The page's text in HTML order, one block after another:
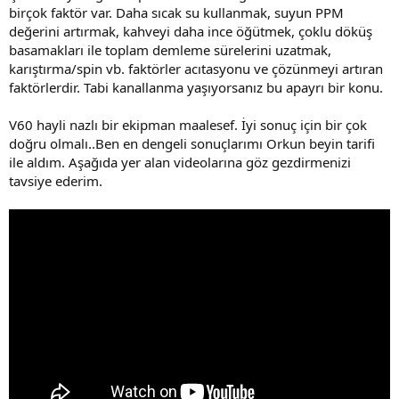
birçok faktör var. Daha sıcak su kullanmak, suyun PPM
değerini artırmak, kahveyi daha ince öğütmek, çoklu döküş
basamakları ile toplam demleme sürelerini uzatmak,
karıştırma/spin vb. faktörler acıtasyonu ve çözünmeyi artıran
faktörlerdir. Tabi kanallanma yaşıyorsanız bu apayrı bir konu.
V60 hayli nazlı bir ekipman maalesef. İyi sonuç için bir çok
doğru olmalı..Ben en dengeli sonuçlarımı Orkun beyin tarifi
ile aldım. Aşağıda yer alan videolarına göz gezdirmenizi
tavsiye ederim.